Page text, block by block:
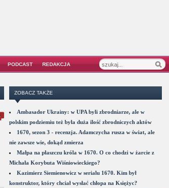
PODCAST REDAKCJA
ZOBACZ TAKŻE
Ambasador Ukrainy: w UPA byli zbrodniarze, ale w
polskim podziemiu też była duża ilość zbrodniczych aktów
1670, sezon 3 - recenzja. Adamczycha rusza w świat, ale
nie zawsze wie, dokąd zmierza
Małpa na płaszczu króla w 1670. O co chodzi w żarcie z
Michała Korybuta Wiśniowieckiego?
Kazimierz Siemienowicz w serialu 1670. Kim był
konstruktor, który chciał wysłać chłopa na Księżyc?